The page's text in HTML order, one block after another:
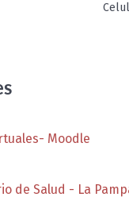
Moodle
de Salud - La